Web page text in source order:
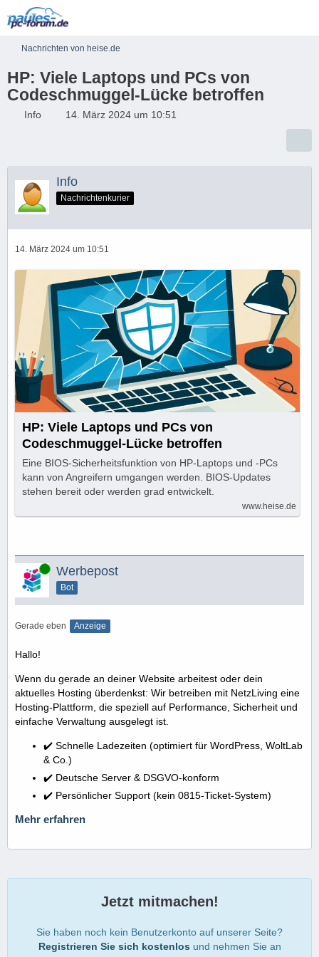
Nachrichten von heise.de
HP: Viele Laptops und PCs von
Codeschmuggel-Lücke betroffen
Info 14. März 2024 um 10:51
Info
Nachrichtenkurier
14. März 2024 um 10:51
HP: Viele Laptops und PCs von
Codeschmuggel-Lücke betroffen
Eine BIOS-Sicherheitsfunktion von HP-Laptops und -PCs
kann von Angreifern umgangen werden. BIOS-Updates
stehen bereit oder werden grad entwickelt.
www.heise.de
Online Werbepost
Bot
Gerade eben Anzeige
Hallo!
Wenn du gerade an deiner Website arbeitest oder dein
aktuelles Hosting überdenkst: Wir betreiben mit NetzLiving eine
Hosting-Plattform, die speziell auf Performance, Sicherheit und
einfache Verwaltung ausgelegt ist.
✔️ Schnelle Ladezeiten (optimiert für WordPress, WoltLab
& Co.)
✔️ Deutsche Server & DSGVO-konform
✔️ Persönlicher Support (kein 0815-Ticket-System)
Mehr erfahren
Jetzt mitmachen!
Sie haben noch kein Benutzerkonto auf unserer Seite?
Registrieren Sie sich kostenlos und nehmen Sie an